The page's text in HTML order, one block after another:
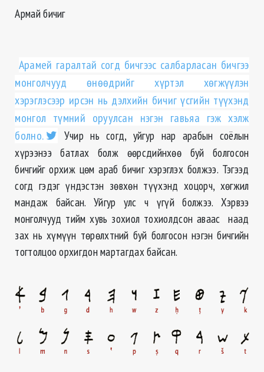
Армай бичиг
Арамей гаралтай согд бичгээс салбарласан бичгээ
монголчууд өнөөдрийг хүртэл хөгжүүлэн
хэрэглэсээр ирсэн нь дэлхийн бичиг үсгийн түүхэнд
монгол түмний оруулсан нэгэн гавьяа гэж хэлж
болно.
Учир нь согд, уйгур нар арабын соёлын
хүрээнээ батлах болж өөрсдийнхөө буй болгосон
бичгийг орхиж цөм араб бичиг хэрэглэх болжээ. Тэгээд
согд гэдэг үндэстэн зөвхөн түүхэнд хоцорч, хөгжил
мандаж байсан. Уйгур улс ч үгүй болжээ. Хэрвээ
монголчууд тийм хувь зохиол тохиолдсон аваас наад
зах нь хүмүүн төрөлхтний буй болгосон нэгэн бичгийн
тогтолцоо орхигдон мартагдах байсан.